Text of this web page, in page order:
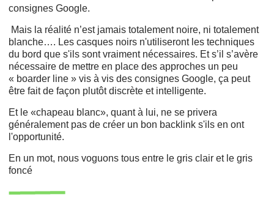
consignes Google.
Mais la réalité n’est jamais totalement noire, ni totalement
blanche…. Les casques noirs n'utiliseront les techniques
du bord que s'ils sont vraiment nécessaires. Et s’il s’avère
nécessaire de mettre en place des approches un peu
« boarder line » vis à vis des consignes Google, ça peut
être fait de façon plutôt discrète et intelligente.
Et le «chapeau blanc», quant à lui, ne se privera
généralement pas de créer un bon backlink s'ils en ont
l'opportunité.
En un mot, nous voguons tous entre le gris clair et le gris
foncé